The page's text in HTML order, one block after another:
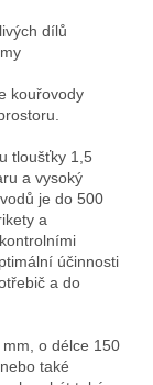
dílů
kouřovody
tloušťky 1,5
a vysoký
je do 500
a
účinnosti
a do
o délce 150
také